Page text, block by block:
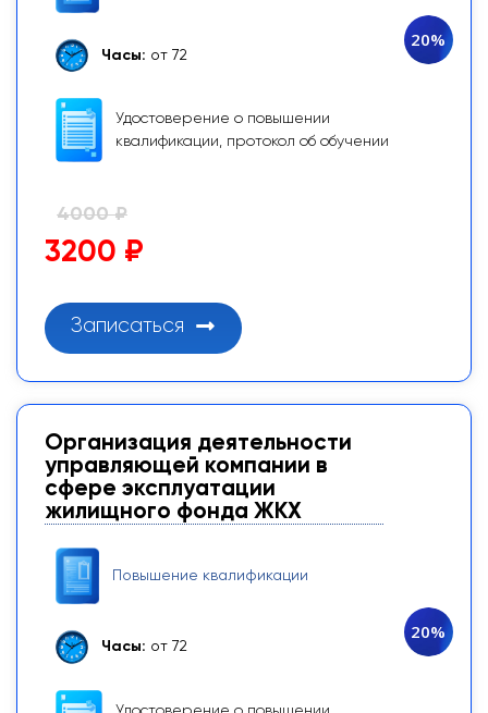
Часы: от 72
Удостоверение о повышении
квалификации, протокол об обучении
20%
4000 ₽
3200 ₽
Записаться
Организация деятельности
управляющей компании в
сфере эксплуатации
жилищного фонда ЖКХ
Повышение квалификации
Часы: от 72
20%